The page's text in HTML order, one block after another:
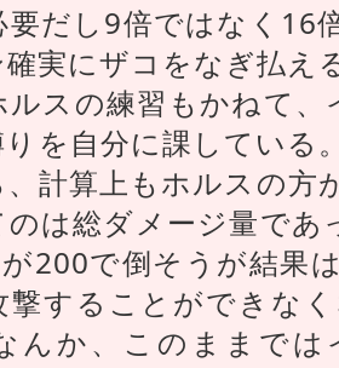
要だし9倍ではなく16
実にザコをなぎ払え
ルスの練習もかねて
を自分に課している
計算上もホルスの方
のは総ダメージ量で
200で倒そうが結果
撃することができな
んか、このままで